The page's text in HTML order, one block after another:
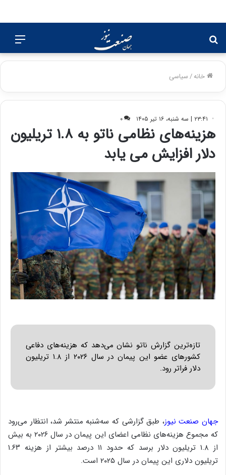
برای
خانه/سیاسی
۲۳:۴۱ | سه شنبه، ۱۶ تیر ۱۴۰۵ ۰
هزینه‌های نظامی ناتو به ۱.۸ تریلیون
دلار افزایش می یابد
تازه‌ترین گزارش ناتو نشان می‌دهد که هزینه‌های دفاعی
کشورهای عضو این پیمان در سال ۲۰۲۶ از ۱.۸ تریلیون
دلار فراتر رود.
جهان صنعت نیوز، طبق گزارشی که سه‌شنبه منتشر شد، انتظار می‌رود
که مجموع هزینه‌های نظامی اعضای این پیمان در سال ۲۰۲۶ به بیش
از ۱.۸ تریلیون دلار برسد که حدود ۱۱ درصد بیشتر از هزینه ۱.۶۳
تریلیون دلاری این پیمان در سال ۲۰۲۵ است.